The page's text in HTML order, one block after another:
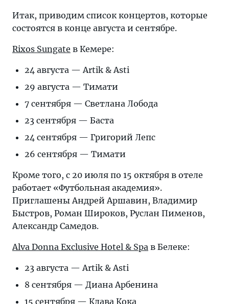
В
2020 г.
понятным
причинам
массовых
мероприятий
пришлось
Однако
под
конец
сезона
некоторые
звезды
все-
прилетят
Турцию.
Итак, приводим список концертов, которые
состоятся в конце августа и сентябре.
Rixos Sungate в Кемере:
24 августа — Artik & Asti
29 августа — Тимати
7 сентября — Светлана Лобода
23 сентября — Баста
24 сентября — Григорий Лепс
26 сентября — Тимати
Кроме того, с 20 июля по 15 октября в отеле
работает «Футбольная академия».
Приглашены Андрей Аршавин, Владимир
Быстров, Роман Широков, Руслан Пименов,
Александр Самедов.
Alva Donna Exclusive Hotel & Spa в Белеке:
23 августа — Artik & Asti
8 сентября — Диана Арбенина
15 сентября — Клава Кока